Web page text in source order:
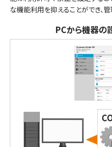
な機能利用を抑えることができ、
PCから機器の